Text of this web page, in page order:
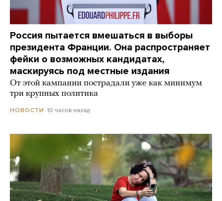
Россия пытается вмешаться в выборы
президента Франции. Она распространяет
фейки о возможных кандидатах,
маскируясь под местные издания
От этой кампании пострадали уже как минимум
три крупных политика
НОВОСТИ 10 часов назад